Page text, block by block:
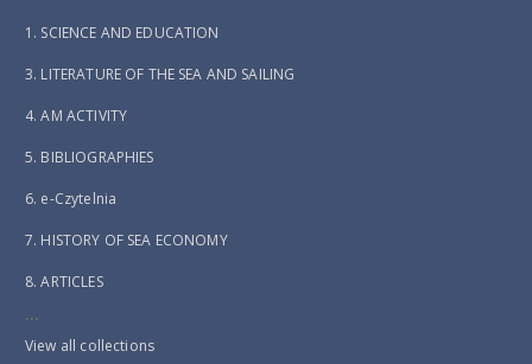
1. SCIENCE AND EDUCATION
3. LITERATURE OF THE SEA AND SAILING
4. AM ACTIVITY
5. BIBLIOGRAPHIES
6. e-Czytelnia
7. HISTORY OF SEA ECONOMY
8. ARTICLES
...
View all collections